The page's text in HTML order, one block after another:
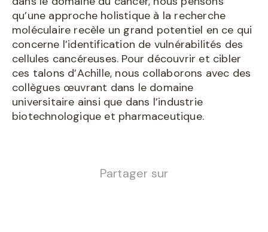
qu’une approche holistique à la recherche
moléculaire recèle un grand potentiel en ce qui
concerne l’identification de vulnérabilités des
cellules cancéreuses. Pour découvrir et cibler
ces talons d’Achille, nous collaborons avec des
collègues œuvrant dans le domaine
universitaire ainsi que dans l’industrie
biotechnologique et pharmaceutique.
Partager sur